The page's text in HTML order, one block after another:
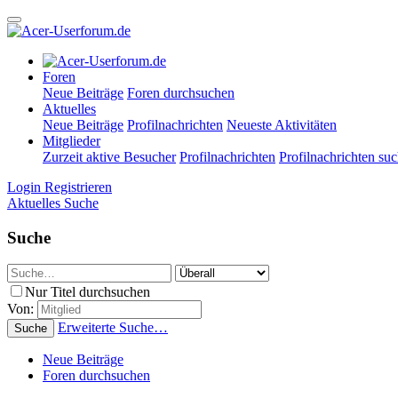
Foren
Neue Beiträge Foren durchsuchen
Aktuelles
Neue Beiträge Profilnachrichten Neueste Aktivitäten
Mitglieder
Zurzeit aktive Besucher Profilnachrichten Profilnachrichten
Login Registrieren
Aktuelles Suche
Suche
Nur Titel durchsuchen
Von:
Suche Erweiterte Suche…
Neue Beiträge
Foren durchsuchen